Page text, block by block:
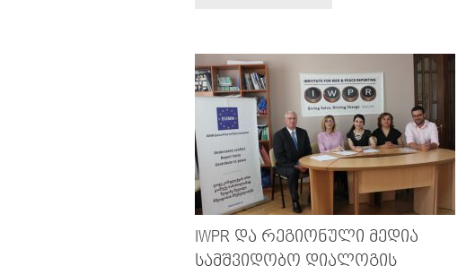
IWPR ᲓᲐ ᲠᲔᲒᲘᲝᲜᲣᲚᲘ ᲛᲔᲓᲘᲐ
ᲡᲐᲛᲨᲕᲘᲓᲝᲑᲝ ᲓᲘᲐᲚᲝᲒᲘᲡ